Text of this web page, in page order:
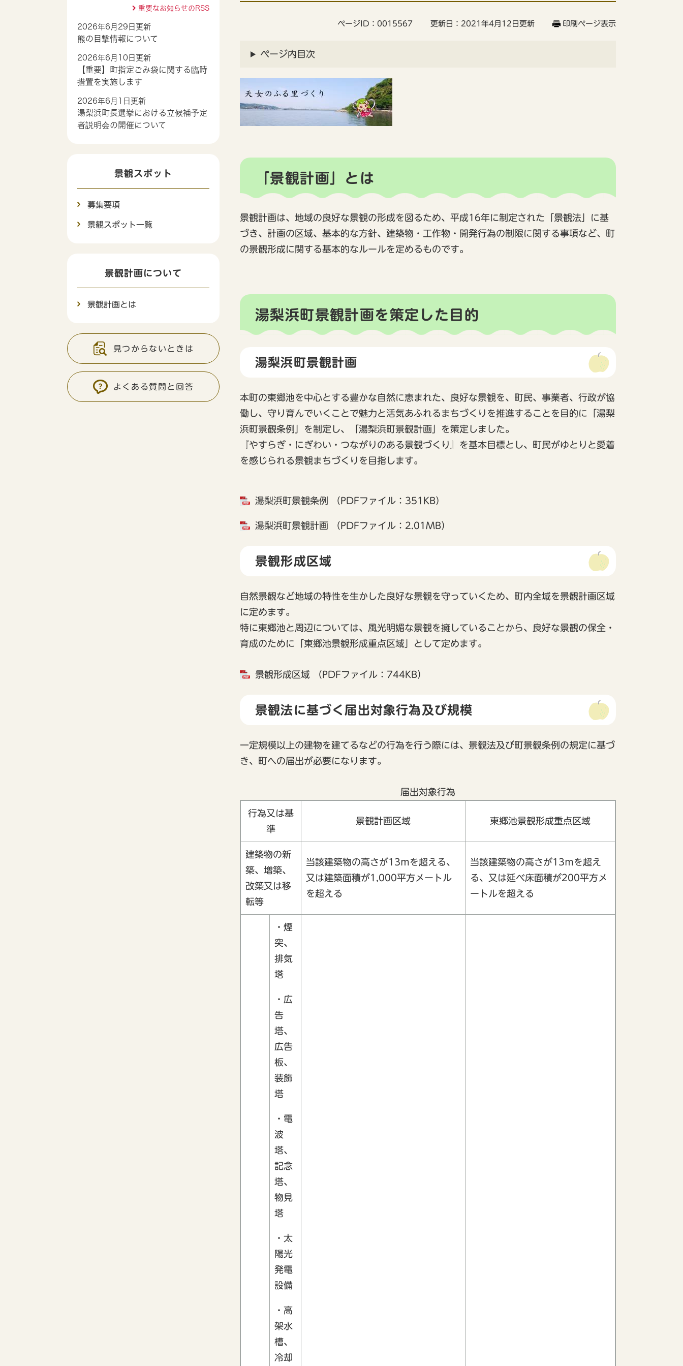
ページID：0015567 更新日：2021年4月12日更新 印刷ページ表示
ページ内目次
「景観計画」とは
景観計画は、地域の良好な景観の形成を図るため、平成16年に制定された「景観法」に基
づき、計画の区域、基本的な方針、建築物・工作物・開発行為の制限に関する事項など、町
の景観形成に関する基本的なルールを定めるものです。
湯梨浜町景観計画を策定した目的
湯梨浜町景観計画
本町の東郷池を中心とする豊かな自然に恵まれた、良好な景観を、町民、事業者、行政が協
働し、守り育んでいくことで魅力と活気あふれるまちづくりを推進することを目的に「湯梨
浜町景観条例」を制定し、「湯梨浜町景観計画」を策定しました。
『やすらぎ・にぎわい・つながりのある景観づくり』を基本目標とし、町民がゆとりと愛着
を感じられる景観まちづくりを目指します。
湯梨浜町景観条例 （PDFファイル：351KB）
湯梨浜町景観計画 （PDFファイル：2.01MB）
景観形成区域
自然景観など地域の特性を生かした良好な景観を守っていくため、町内全域を景観計画区域
に定めます。
特に東郷池と周辺については、風光明媚な景観を擁していることから、良好な景観の保全・
育成のために「東郷池景観形成重点区域」として定めます。
景観形成区域 （PDFファイル：744KB）
景観法に基づく届出対象行為及び規模
一定規模以上の建物を建てるなどの行為を行う際には、景観法及び町景観条例の規定に基づ
き、町への届出が必要になります。
届出対象行為
行為又は基
準
景観計画区域 東郷池景観形成重点区域
建築物の新
築、増築、
改築又は移
転等
当該建築物の高さが13ｍを超える、
又は建築面積が1,000平方メートル
を超える
当該建築物の高さが13ｍを超え
る、又は延べ床面積が200平方メ
ートルを超える
・煙
突、
排気
塔
・広
告
塔、
広告
板、
装飾
塔
・電
波
塔、
記念
塔、
物見
塔
・太
陽光
発電
設備
・高
架水
槽、
冷却
2026年6月29日更新
熊の目撃情報について
2026年6月10日更新
【重要】町指定ごみ袋に関する臨時
措置を実施します
2026年6月1日更新
湯梨浜町長選挙における立候補予定
者説明会の開催について
重要なお知らせのRSS
景観スポット
募集要項
景観スポット一覧
景観計画について
景観計画とは
見つからないときは
よくある質問と回答